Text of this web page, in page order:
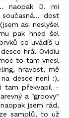
naopak D. mi
dost
asi neslyšel
pak hned šel
co uvádíš u
hrál Ovidiu
to tam vnesl
hravost, mě
desce není :),
tam překvapil -
a "groovy"
jsem rád,
samplů, to už